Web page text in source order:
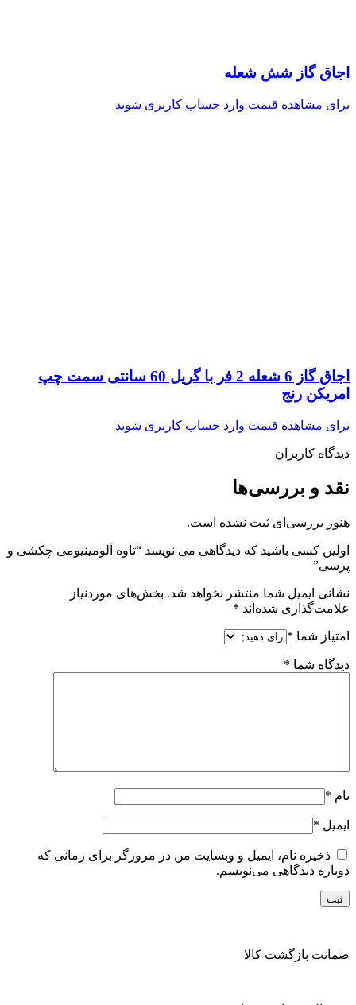
اجاق گاز شش شعله
برای مشاهده قیمت وارد حساب کاربری شوید
اجاق گاز 6 شعله 2 فر با گریل 60 سانتی سمت چپ
امریکن رنج
برای مشاهده قیمت وارد حساب کاربری شوید
دیدگاه کاربران
نقد و بررسی‌ها
هنوز بررسی‌ای ثبت نشده است.
اولین کسی باشید که دیدگاهی می نویسد “تاوه آلومینیومی چکشی و
پرسی”
نشانی ایمیل شما منتشر نخواهد شد. بخش‌های موردنیاز
علامت‌گذاری شده‌اند *
امتیاز شما *
دیدگاه شما *
نام *
ایمیل *
ذخیره نام، ایمیل و وبسایت من در مرورگر برای زمانی که
دوباره دیدگاهی می‌نویسم.
ضمانت بازگشت کالا